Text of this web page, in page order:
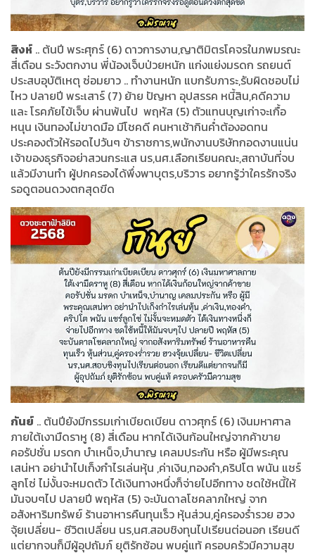
สิงห์ .. ต้นปี พระศุกร์ (6) ดาวการงาน,ญาติมิตรโคจรในภพมรณะ
สี่เดือน ระวังตกงาน พี่น้องเจ็บป่วยหนัก แก่งแย่งมรดก รถยนต์
ประสบอุบัติเหตุ ซ่อมยาว .. ทำงานหนัก แบกรับภาระ,รับผิดชอบไม่
ไหว ปลายปี พระเสาร์ (7) ย้าย ปัญหา อุปสรรค หนี้สิน,คดีความ
และ โรคภัยไข้เจ็บ ผ่านพ้นไป พฤหัส (5) ตัวแทนบุญเก่าจะเกื้อ
หนุน เงินทองไม่ขาดมือ มีโชคดี คนหาเช้ากินค่ำต้องอดทน
ประคองตัวให้รอดไปวันๆ ข้าราชการ,พนักงานบริษัทกอดงานแน่น
เจ้าของธุรกิจอย่าสวนกระแส นร,นศ.เลือกเรียนคณะ,สถาบันที่จบ
แล้วมีงานทำ ผู้ปกครองได้พึ่งพาบุตร,บริวาร อยากรู้ว่าใครรักจริง
รอดูตอนดวงตกสุดขีด
กันย์ .. ต้นปียังมีกรรมเก่าเบียดเบียน ดาวศุกร์ (6) เงินมหาศาล
ภายใต้เงามืดราหู (8) สี่เดือน หากได้เงินก้อนใหญ่จากค้าขาย
คอรัปชั่น มรดก บำเหน็จ,บำนาญ เคลมประกัน หรือ ผู้มีพระคุณ
เสน่หา อย่านำไปเก็งกำไรเล่นหุ้น ,ค่าเงิน,ทองคำ,คริปโต พนัน แชร์
ลูกโซ่ ไม่งั้นจะหมดตัว ได้เงินทางหนึ่งก็จ่ายไปอีกทาง ชดใช้หนี้ให้
มันจบๆไป ปลายปี พฤหัส (5) จะบันดาลโชคลาภใหญ่ จาก
อสังหาริมทรัพย์ ร้านอาหารคืนทุนเร็ว หุ้นส่วน,คู่ครองร่ำรวย ฮวง
จุ้ยเปลี่ยน- ชีวิตเปลี่ยน นร,นศ.สอบชิงทุนไปเรียนต่อนอก เรียนดี
แต่ยากจนก็มีผู้อุปถัมภ์ ยุติรักซ้อน พบคู่แท้ ครอบครัวมีความสุข